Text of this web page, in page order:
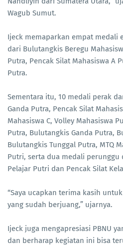
Wagub Sumut.
Ijeck memaparkan empat medali
dari Bulutangkis Beregu
Putra, Pencak Silat Mahasiswa A
Putra.
Sementara itu, 10 medali perak
Ganda Putra, Pencak Silat
Mahasiswa C, Volley Mahasiswa
Putra, Bulutangkis Ganda Putra,
Bulutangkis Tunggal Putra, MTQ
Putri, serta dua medali perunggu
Pelajar Putri dan Pencak Silat
“Saya ucapkan terima kasih
yang sudah berjuang,” ujarnya.
Ijeck juga mengapresiasi PBNU
dan berharap kegiatan ini bisa